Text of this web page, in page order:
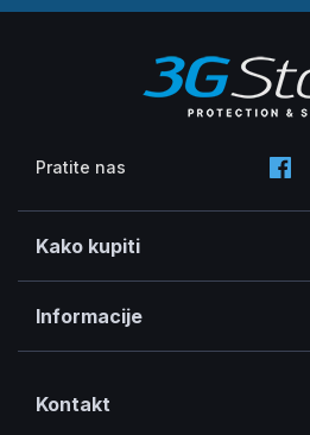
Pratite nas
Kako kupiti
Informacije
Kontakt